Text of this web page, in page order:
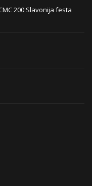
200 Slavonija festa